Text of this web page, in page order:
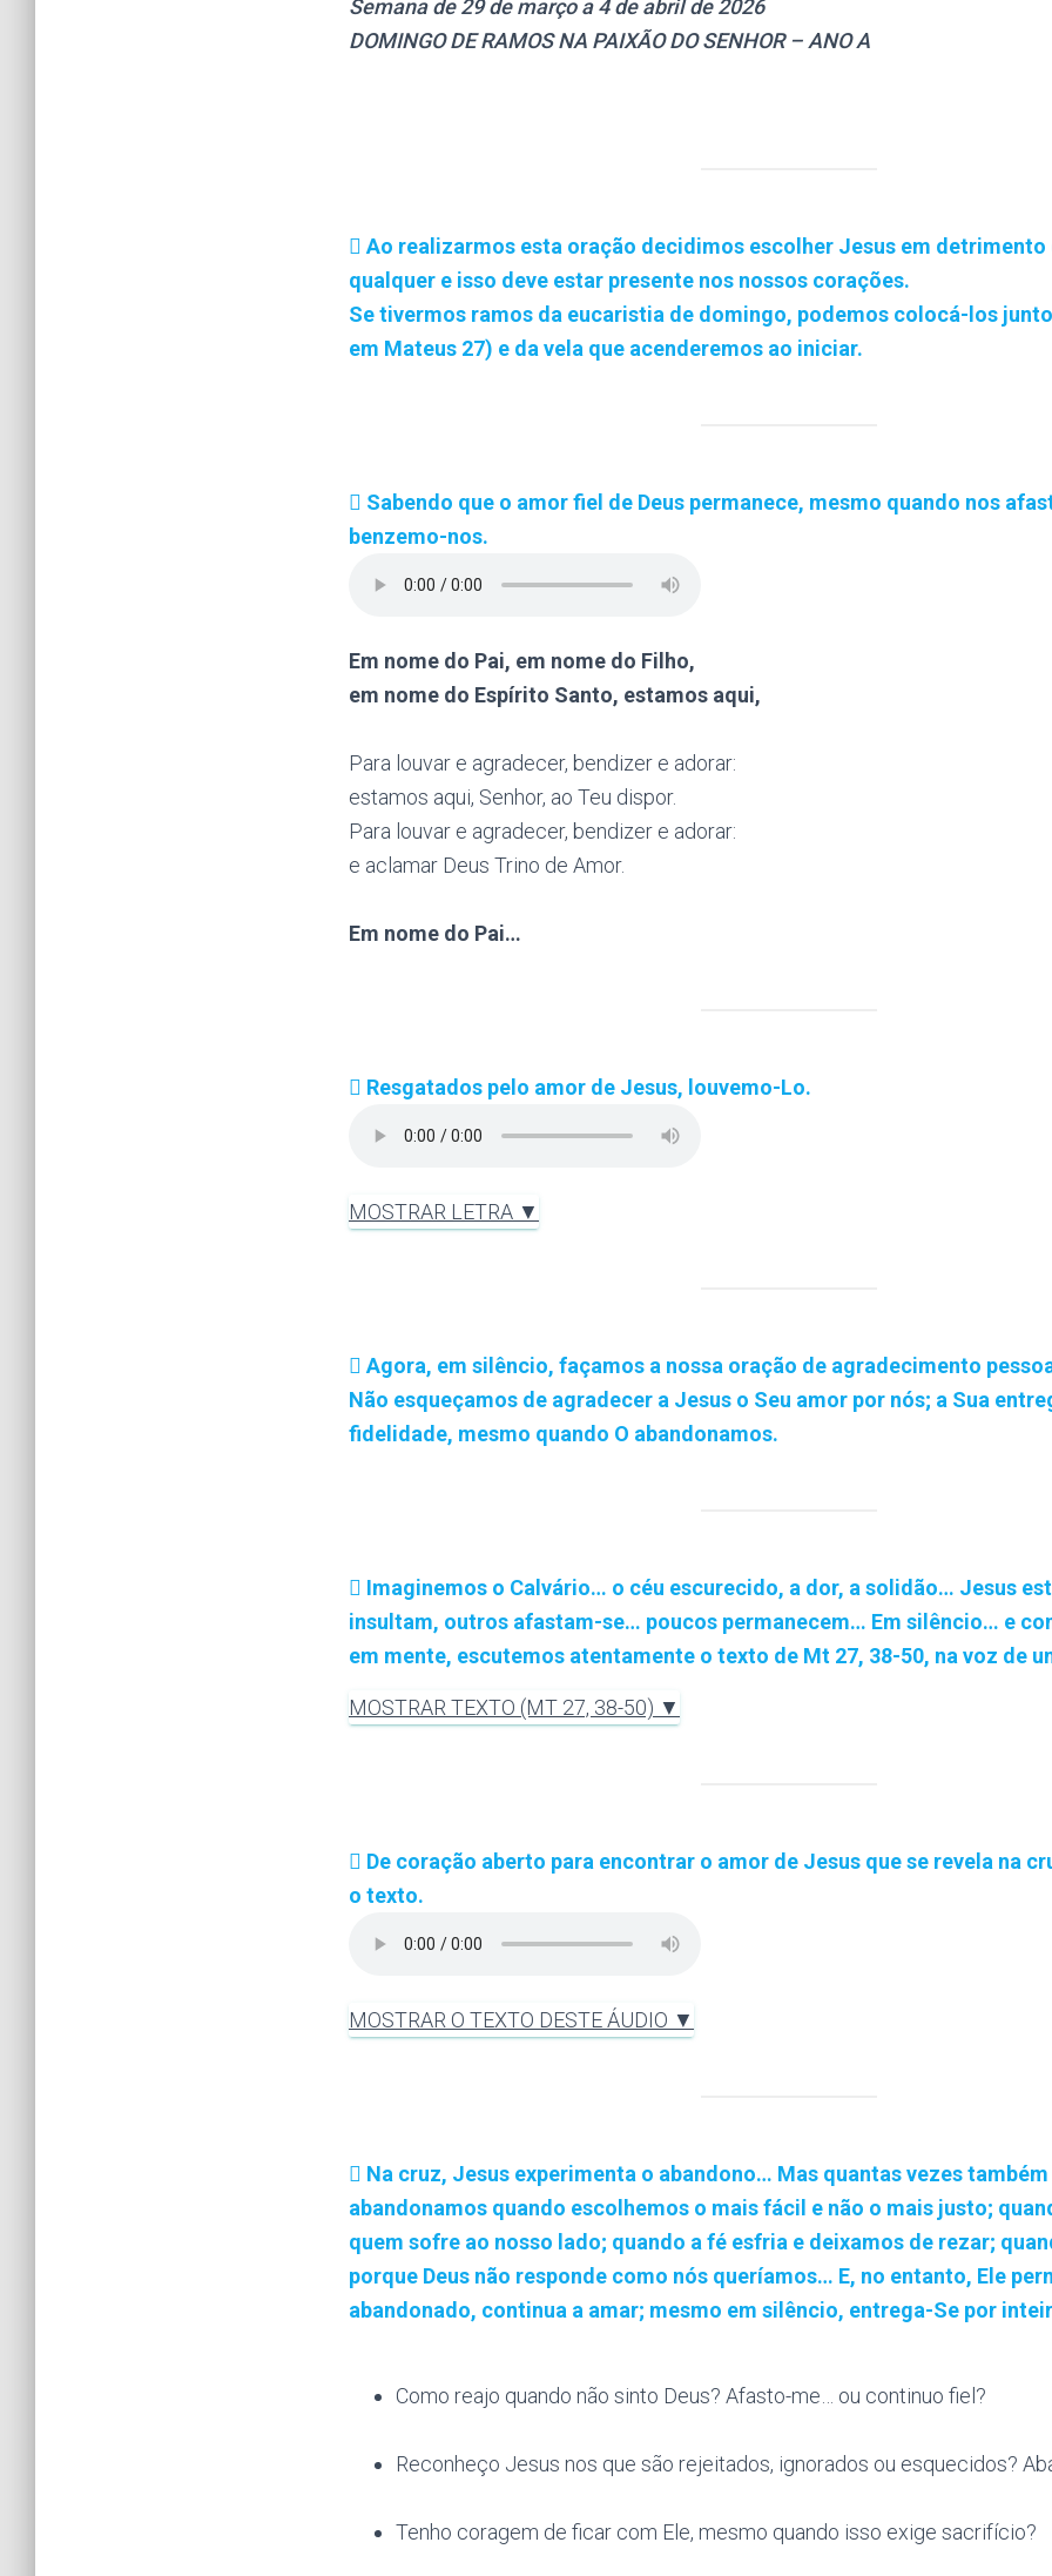
Semana de 29 de março a 4 de abril de 2026
DOMINGO DE RAMOS NA PAIXÃO DO SENHOR – ANO A
Ao realizarmos esta oração decidimos escolher Jesus em detrimento
qualquer e isso deve estar presente nos nossos corações.
Se tivermos ramos da eucaristia de domingo, podemos colocá-los
em Mateus 27) e da vela que acenderemos ao iniciar.
Sabendo que o amor fiel de Deus permanece, mesmo quando nos
benzemo-nos.
Em nome do Pai, em nome do Filho,
em nome do Espírito Santo, estamos aqui,
Para louvar e agradecer, bendizer e adorar:
estamos aqui, Senhor, ao Teu dispor.
Para louvar e agradecer, bendizer e adorar:
e aclamar Deus Trino de Amor.
Em nome do Pai…
Resgatados pelo amor de Jesus, louvemo-Lo.
MOSTRAR LETRA ▼
Agora, em silêncio, façamos a nossa oração de agradecimento
Não esqueçamos de agradecer a Jesus o Seu amor por nós; a Sua
fidelidade, mesmo quando O abandonamos.
Imaginemos o Calvário… o céu escurecido, a dor, a solidão… Jesus
insultam, outros afastam-se… poucos permanecem… Em silêncio… e
em mente, escutemos atentamente o texto de Mt 27, 38-50, na voz de
MOSTRAR TEXTO (MT 27, 38-50) ▼
De coração aberto para encontrar o amor de Jesus que se revela na
o texto.
MOSTRAR O TEXTO DESTE ÁUDIO ▼
Na cruz, Jesus experimenta o abandono… Mas quantas vezes também
abandonamos quando escolhemos o mais fácil e não o mais justo;
quem sofre ao nosso lado; quando a fé esfria e deixamos de rezar;
porque Deus não responde como nós queríamos… E, no entanto, Ele
abandonado, continua a amar; mesmo em silêncio, entrega-Se por
Como reajo quando não sinto Deus? Afasto-me… ou continuo fiel?
Reconheço Jesus nos que são rejeitados, ignorados ou esquecidos?
Tenho coragem de ficar com Ele, mesmo quando isso exige sacrifício?